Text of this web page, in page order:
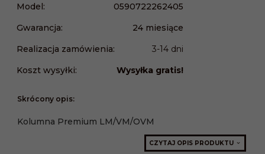
Model:
0590722262405
Gwarancja:
24 miesiące
Realizacja zamówienia:
3-14 dni
Koszt wysyłki:
Wysyłka gratis!
Skrócony opis:
Kolumna Premium LM/VM/OVM
CZYTAJ OPIS PRODUKTU